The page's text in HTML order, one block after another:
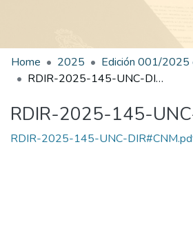
Home 2025
RDIR-2025-145-UNC-DIR#CNM
RDIR-2025-145-
RDIR-2025-145-UNC-